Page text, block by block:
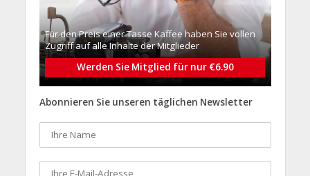
Für den Preis einer Tasse Kaffee haben Sie vollen
Zugriff auf alle Inhalte der Mitglieder
Werden Sie Mitglied für nur €6.90
Abonnieren Sie unseren täglichen Newsletter